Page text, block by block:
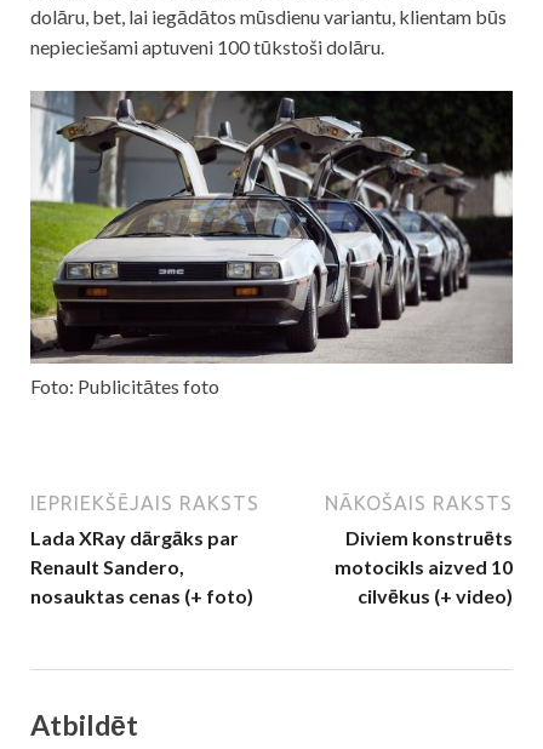
dolāru, bet, lai iegādātos mūsdienu variantu, klientam būs
nepieciešami aptuveni 100 tūkstoši dolāru.
Foto: Publicitātes foto
IEPRIEKŠĒJAIS RAKSTS
Lada XRay dārgāks par
Renault Sandero,
nosauktas cenas (+ foto)
NĀKOŠAIS RAKSTS
Diviem konstruēts
motocikls aizved 10
cilvēkus (+ video)
Atbildēt